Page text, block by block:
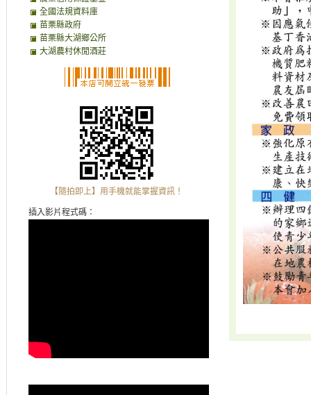
全國法規資料庫
苗栗縣政府
苗栗縣大湖鄉公所
大湖農村休閒酒莊
【隨拍即上】用手機就能掌握資訊！
插入影片程式碼：